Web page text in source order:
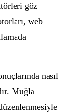
göz
web
nasıl
Muğla